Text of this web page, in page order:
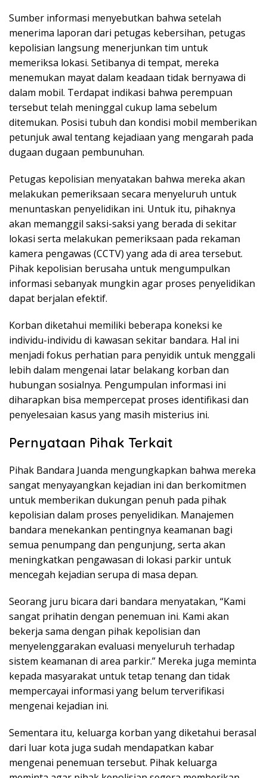
Sumber informasi menyebutkan bahwa setelah
menerima laporan dari petugas kebersihan, petugas
kepolisian langsung menerjunkan tim untuk
memeriksa lokasi. Setibanya di tempat, mereka
menemukan mayat dalam keadaan tidak bernyawa di
dalam mobil. Terdapat indikasi bahwa perempuan
tersebut telah meninggal cukup lama sebelum
ditemukan. Posisi tubuh dan kondisi mobil memberikan
petunjuk awal tentang kejadiaan yang mengarah pada
dugaan dugaan pembunuhan.
Petugas kepolisian menyatakan bahwa mereka akan
melakukan pemeriksaan secara menyeluruh untuk
menuntaskan penyelidikan ini. Untuk itu, pihaknya
akan memanggil saksi-saksi yang berada di sekitar
lokasi serta melakukan pemeriksaan pada rekaman
kamera pengawas (CCTV) yang ada di area tersebut.
Pihak kepolisian berusaha untuk mengumpulkan
informasi sebanyak mungkin agar proses penyelidikan
dapat berjalan efektif.
Korban diketahui memiliki beberapa koneksi ke
individu-individu di kawasan sekitar bandara. Hal ini
menjadi fokus perhatian para penyidik untuk menggali
lebih dalam mengenai latar belakang korban dan
hubungan sosialnya. Pengumpulan informasi ini
diharapkan bisa mempercepat proses identifikasi dan
penyelesaian kasus yang masih misterius ini.
Pernyataan Pihak Terkait
Pihak Bandara Juanda mengungkapkan bahwa mereka
sangat menyayangkan kejadian ini dan berkomitmen
untuk memberikan dukungan penuh pada pihak
kepolisian dalam proses penyelidikan. Manajemen
bandara menekankan pentingnya keamanan bagi
semua penumpang dan pengunjung, serta akan
meningkatkan pengawasan di lokasi parkir untuk
mencegah kejadian serupa di masa depan.
Seorang juru bicara dari bandara menyatakan, “Kami
sangat prihatin dengan penemuan ini. Kami akan
bekerja sama dengan pihak kepolisian dan
menyelenggarakan evaluasi menyeluruh terhadap
sistem keamanan di area parkir.” Mereka juga meminta
kepada masyarakat untuk tetap tenang dan tidak
mempercayai informasi yang belum terverifikasi
mengenai kejadian ini.
Sementara itu, keluarga korban yang diketahui berasal
dari luar kota juga sudah mendapatkan kabar
mengenai penemuan tersebut. Pihak keluarga